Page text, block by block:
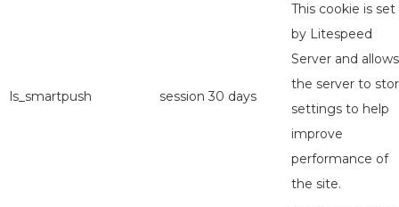
ls_smartpush session 30 days
This cookie is set
by Litespeed
Server and allows
the server to
settings to help
improve
performance of
the site.